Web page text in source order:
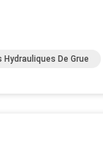
De Grue